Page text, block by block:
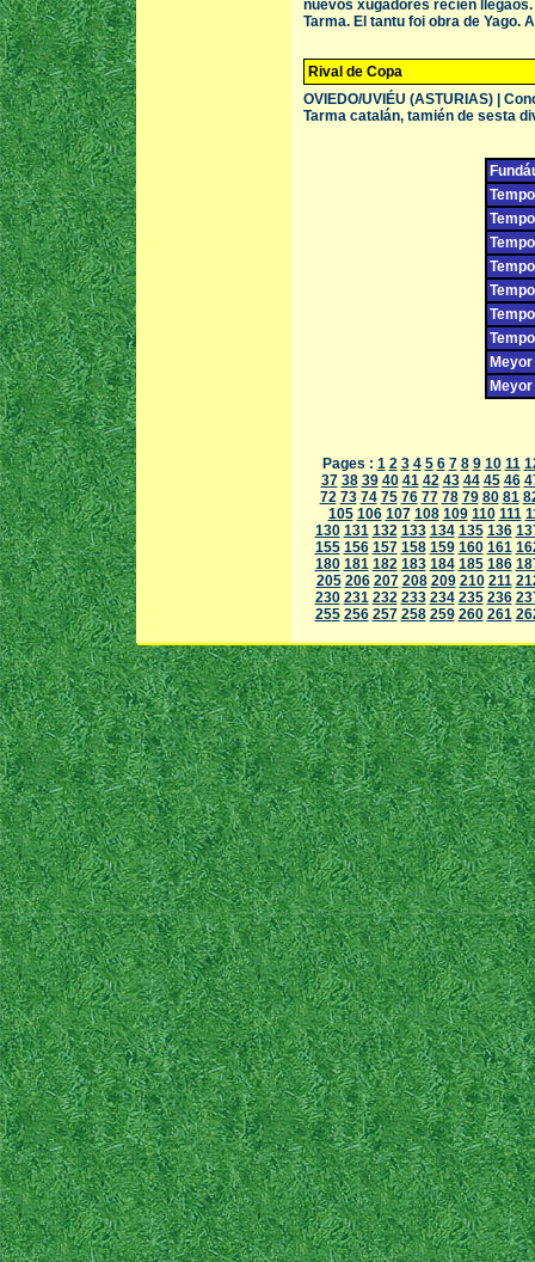
nuevos xugadores recién
Tarma. El tantu foi obra de Yago.
Rival de Copa
OVIEDO/UVIÉU (ASTURIAS) |
Tarma catalán, tamién de sesta
Pages : 1 2 3 4 5 6 7 8 9 10 11
37 38 39 40 41 42 43 44 45 46
72 73 74 75 76 77 78 79 80 81
105 106 107 108 109 110 111
130 131 132 133 134 135 136
155 156 157 158 159 160 161
180 181 182 183 184 185 186
205 206 207 208 209 210 211
230 231 232 233 234 235 236
255 256 257 258 259 260 261